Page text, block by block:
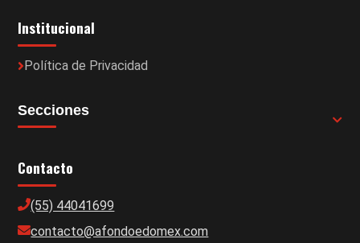
Institucional
Política de Privacidad
Secciones
Contacto
(55) 44041699
contacto@afondoedomex.com